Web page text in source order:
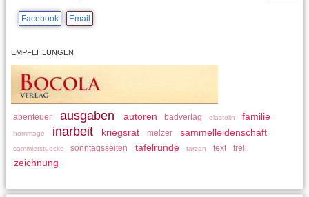
Facebook Email
EMPFEHLUNGEN
abenteuer ausgaben autoren badverlag elastolin familie
hommage inarbeit kriegsrat melzer sammelleidenschaft
sammlerstuecke sonntagsseiten tafelrunde tarzan text trell
zeichnung